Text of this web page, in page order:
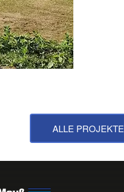
ALLE PROJEKTE